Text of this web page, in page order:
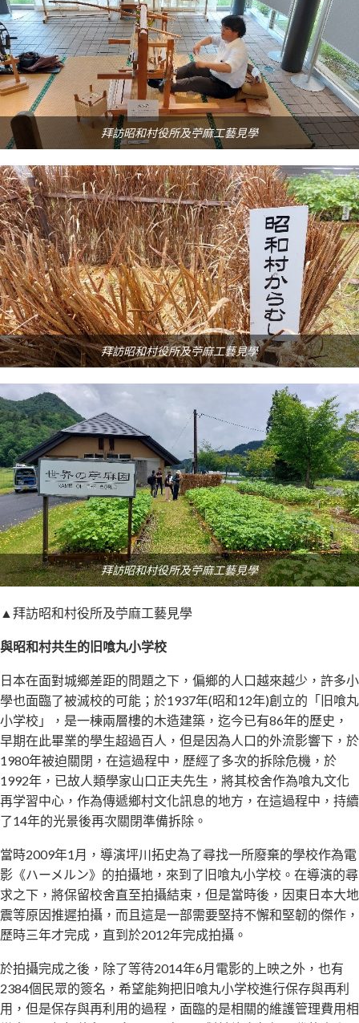
拜訪昭和村役所及苧麻工藝見學
拜訪昭和村役所及苧麻工藝見學
拜訪昭和村役所及苧麻工藝見學
▲拜訪昭和村役所及苧麻工藝見學
與昭和村共生的旧喰丸小学校
日本在面對城鄉差距的問題之下，偏鄉的人口越來越少，許多小
學也面臨了被滅校的可能；於1937年(昭和12年)創立的「旧喰丸
小学校」，是一棟兩層樓的木造建築，迄今已有86年的歷史，
早期在此畢業的學生超過百人，但是因為人口的外流影響下，於
1980年被迫關閉，在這過程中，歷經了多次的拆除危機，於
1992年，已故人類學家山口正夫先生，將其校舍作為喰丸文化
再学習中心，作為傳遞鄉村文化訊息的地方，在這過程中，持續
了14年的光景後再次關閉準備拆除。
當時2009年1月，導演坪川拓史為了尋找一所廢棄的學校作為電
影《ハーメルン》的拍攝地，來到了旧喰丸小学校。在導演的尋
求之下，將保留校舍直至拍攝結束，但是當時後，因東日本大地
震等原因推遲拍攝，而且這是一部需要堅持不懈和堅韌的傑作，
歷時三年才完成，直到於2012年完成拍攝。
於拍攝完成之後，除了等待2014年6月電影的上映之外，也有
2384個民眾的簽名，希望能夠把旧喰丸小学校進行保存與再利
用，但是保存與再利用的過程，面臨的是相關的維護管理費用相